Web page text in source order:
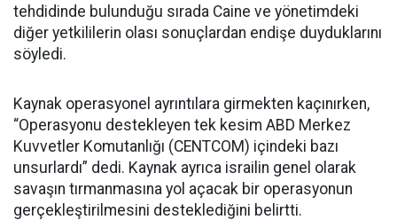
tehdidinde bulunduğu sırada Caine ve yönetimdeki
diğer yetkililerin olası sonuçlardan endişe duyduklarını
söyledi.
Kaynak operasyonel ayrıntılara girmekten kaçınırken,
“Operasyonu destekleyen tek kesim ABD Merkez
Kuvvetler Komutanlığı (CENTCOM) içindeki bazı
unsurlardı” dedi. Kaynak ayrıca israilin genel olarak
savaşın tırmanmasına yol açacak bir operasyonun
gerçekleştirilmesini desteklediğini belirtti.